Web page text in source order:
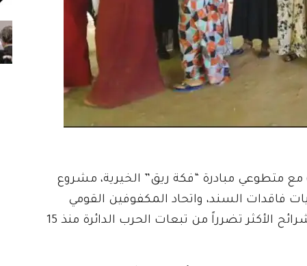
متطوعي مبادرة “فكة ريق” الخيرية، مشروع
فاقدات السند، واتحاد المكفوفين القومي
السوداني، في إطار تعزيز المسؤولية المجتمعية ودعم الشرائح الأكثر تضرراً من تبعات الحرب الدائرة منذ 15